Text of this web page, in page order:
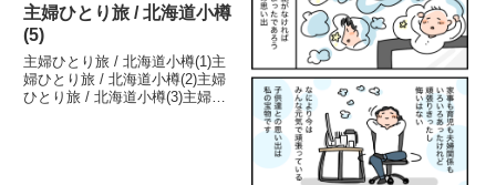
主婦ひとり旅 / 北海道小樽
(5)
主婦ひとり旅 / 北海道小樽(1)主
婦ひとり旅 / 北海道小樽(2)主婦
ひとり旅 / 北海道小樽(3)主婦ひ